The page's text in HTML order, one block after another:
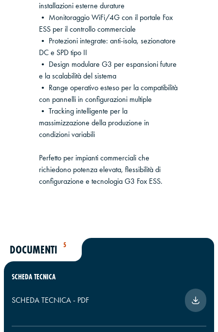
installazioni esterne durature
• Monitoraggio WiFi/4G con il portale Fox
ESS per il controllo commerciale
• Protezioni integrate: anti-isola, sezionatore
DC e SPD tipo II
• Design modulare G3 per espansioni future
e la scalabilità del sistema
• Range operativo esteso per la compatibilità
con pannelli in configurazioni multiple
• Tracking intelligente per la
massimizzazione della produzione in
condizioni variabili
Perfetto per impianti commerciali che
richiedono potenza elevata, flessibilità di
configurazione e tecnologia G3 Fox ESS.
DOCUMENTI 5
SCHEDA TECNICA
SCHEDA TECNICA - PDF